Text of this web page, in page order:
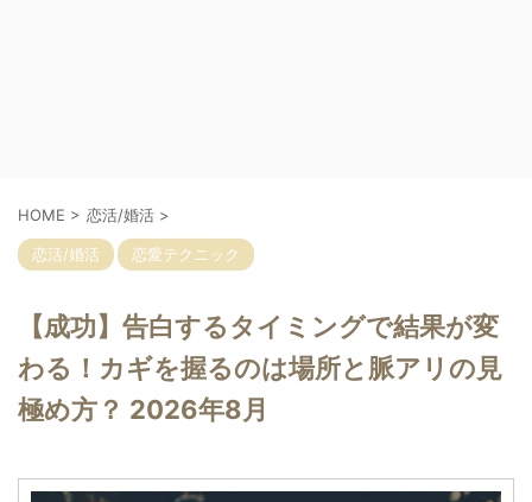
HOME > 恋活/婚活 >
恋活/婚活 恋愛テクニック
【成功】告白するタイミングで結果が変
わる！カギを握るのは場所と脈アリの見
極め方？ 2026年8月